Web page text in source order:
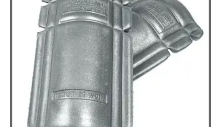
kan
gekozen
worden
op
de
productpagina